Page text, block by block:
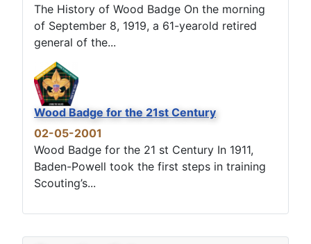
The History of Wood Badge On the morning
of September 8, 1919, a 61-yearold retired
general of the...
Wood Badge for the 21st Century
02-05-2001
Wood Badge for the 21 st Century In 1911,
Baden-Powell took the first steps in training
Scouting’s...